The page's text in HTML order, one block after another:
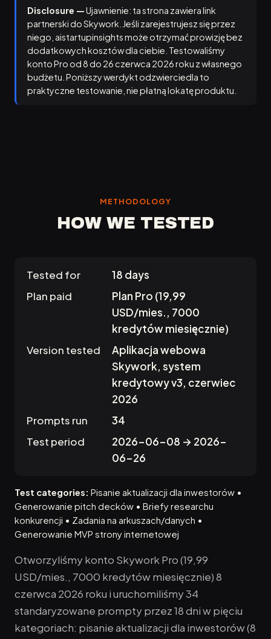
Disclosure —Ujawnienie: ta strona zawiera link
partnerski do Skywork. Jeśli zarejestrujesz się przez
niego, aistartupinsights może otrzymać prowizję bez
dodatkowych kosztów dla ciebie. Testowaliśmy
konto Pro od 8 do 26 czerwca 2026 roku z własnego
budżetu. Poniższy werdykt odzwierciedla to
praktyczne testowanie, nie płatną lokatę produktu.
METHODOLOGY
HOW WE TESTED
Tested for
18 days
Plan paid
Plan Pro (19,99
USD/mies., 7000
kredytów miesięcznie)
Version tested
Aplikacja webowa
Skywork, system
kredytowy v3, czerwiec
2026
Prompts run
34
Test period
2026-06-08 → 2026-
06-26
Test categories: Pisanie aktualizacji dla inwestorów •
Generowanie pitch decków • Briefy researchu
konkurencji • Zadania na arkuszach/danych •
Generowanie MVP strony internetowej
Otworzyliśmy konto Skywork Pro (19,99
USD/mies., 7000 kredytów miesięcznie) 8
czerwca 2026 roku i uruchomiliśmy 34
standaryzowane prompty przez 18 dni w pięciu
kategoriach: pisanie aktualizacji dla inwestorów (8